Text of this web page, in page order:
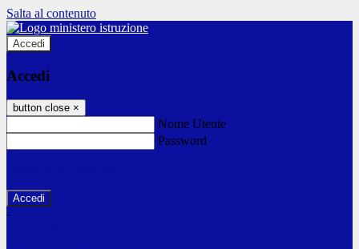
Salta al contenuto
Accedi
Accedi
button close ×
Nome Utente
Password
-